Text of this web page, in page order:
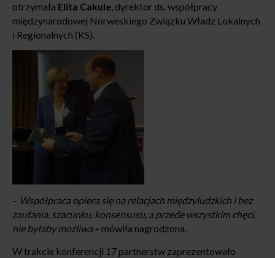
otrzymała Elita Cakule, dyrektor ds. współpracy
międzynarodowej Norweskiego Związku Władz Lokalnych
i Regionalnych (KS).
– Współpraca opiera się na relacjach międzyludzkich i bez
zaufania, szacunku, konsensusu, a przede wszystkim chęci,
nie byłaby możliwa– mówiła nagrodzona.
W trakcie konferencji 17 partnerstw zaprezentowało